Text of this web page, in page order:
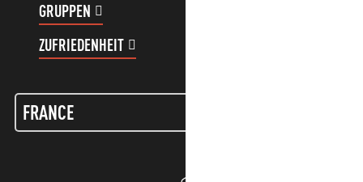
GRUPPEN
ZUFRIEDENHEIT